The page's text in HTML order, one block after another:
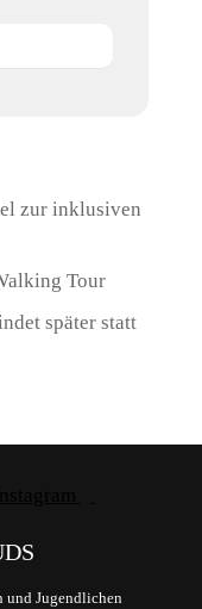
zur inklusiven
Tour
später statt
und Jugendlichen